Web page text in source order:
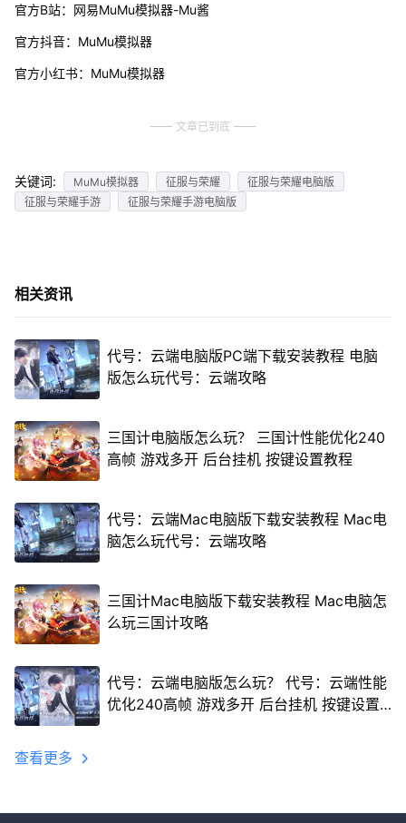
官方B站：网易MuMu模拟器-Mu酱
官方抖音：MuMu模拟器
官方小红书：MuMu模拟器
文章已到底
关键词: MuMu模拟器 征服与荣耀
征服与荣耀电脑版
征服与荣耀手游
征服与荣耀手游电脑版
相关资讯
代号：云端电脑版PC端下载安装教程 电脑
版怎么玩代号：云端攻略
三国计电脑版怎么玩？ 三国计性能优化240
高帧 游戏多开 后台挂机 按键设置教程
代号：云端Mac电脑版下载安装教程 Mac电
脑怎么玩代号：云端攻略
三国计Mac电脑版下载安装教程 Mac电脑怎
么玩三国计攻略
代号：云端电脑版怎么玩？ 代号：云端性能
优化240高帧 游戏多开 后台挂机 按键设置
查看更多